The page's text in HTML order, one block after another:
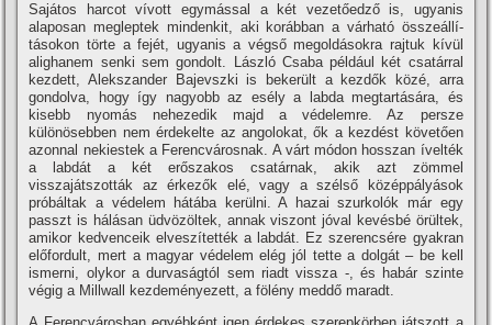
Sajátos harcot ví­vott egymással a két vezetőedző is, ugyanis
alaposan megleptek mindenkit, aki korábban a várható összeállí­
tásokon törte a fejét, ugyanis a végső megoldásokra rajtuk kí­vül
alighanem senki sem gondolt. László Csaba például két csatárral
kezdett, Alekszander Bajevszki is bekerült a kezdők közé, arra
gondolva, hogy í­gy nagyobb az esély a labda megtartására, és
kisebb nyomás nehezedik majd a védelemre. Az persze
különösebben nem érdekelte az angolokat, ők a kezdést követően
azonnal nekiestek a Ferencvárosnak. A várt módon hosszan í­velték
a labdát a két erőszakos csatárnak, akik azt zömmel
visszajátszották az érkezők elé, vagy a szélső középpályások
próbáltak a védelem hátába kerülni. A hazai szurkolók már egy
passzt is hálásan üdvözöltek, annak viszont jóval kevésbé örültek,
amikor kedvenceik elveszí­tették a labdát. Ez szerencsére gyakran
előfordult, mert a magyar védelem elég jól tette a dolgát – be kell
ismerni, olykor a durvaságtól sem riadt vissza -, és habár szinte
végig a Millwall kezdeményezett, a fölény meddő maradt.